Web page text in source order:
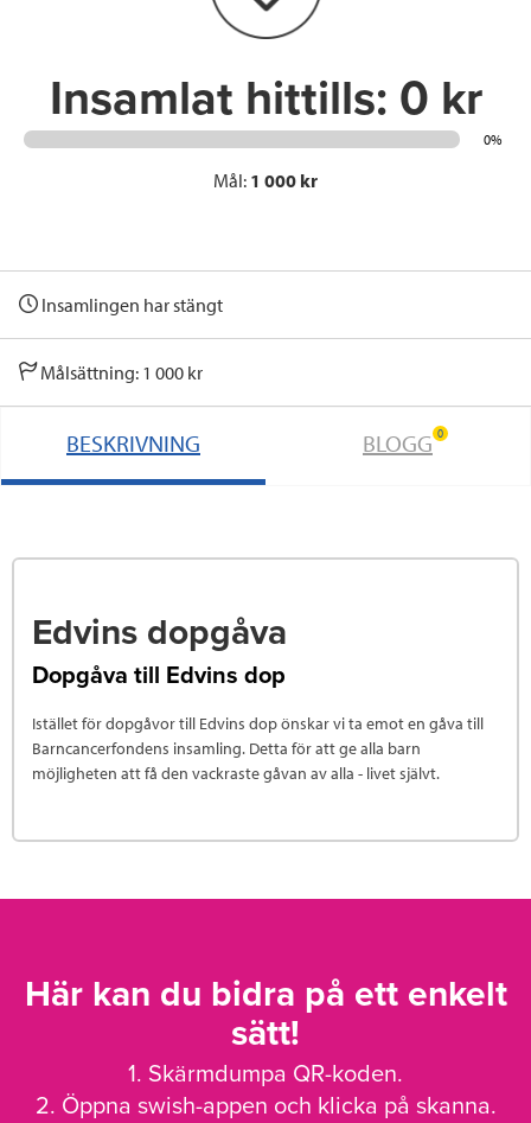
n
Insamlat hittills: 0 kr
0%
Mål: 1 000 kr
Insamlingen har stängt
Målsättning: 1 000 kr
BESKRIVNING BLOGG 0
Edvins dopgåva
Dopgåva till Edvins dop
Istället för dopgåvor till Edvins dop önskar vi ta emot en gåva till
Barncancerfondens insamling. Detta för att ge alla barn
möjligheten att få den vackraste gåvan av alla - livet självt.
Här kan du bidra på ett enkelt
sätt!
1. Skärmdumpa QR-koden.
2. Öppna swish-appen och klicka på skanna.